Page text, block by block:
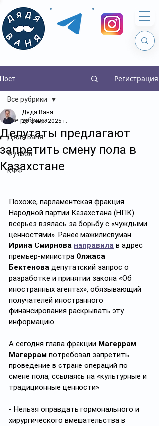
Пост Регистрация
Все рубрики
Дядя Ваня
Футбол
КФФ
Все рубрики
Депутаты предлагают
запретить смену пола в
Казахстане
Дядя Ваня
26 февр. 2025 г.
Похоже, парламентская фракция
Народной партии Казахстана (НПК)
всерьез взялась за борьбу с «чуждыми
ценностями». Ранее мажилисвуман
Ирина Смирнова направила в адрес
премьер-министра Олжаса
Бектенова депутатский запрос о
разработке и принятии закона «Об
иностранных агентах», обязывающий
получателей иностранного
финансирования раскрывать эту
информацию.
А сегодня глава фракции Магеррам
Магеррам потребовал запретить
проведение в стране операций по
смене пола, ссылаясь на «культурные и
традиционные ценности»
- Нельзя оправдать гормонального и
хирургического вмешательства в